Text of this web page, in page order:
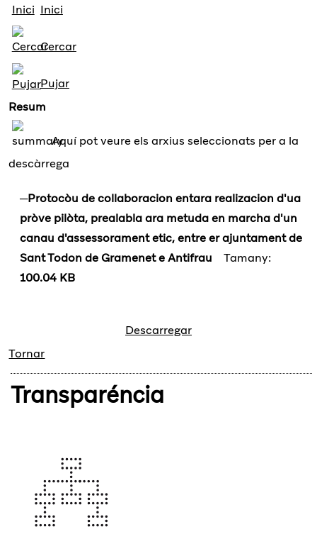
Inici
Cercar
Pujar
Resum
Aquí pot veure els arxius seleccionats per a la
descàrrega
Protocòu de collaboracion entara realizacion d'ua
pròve pilòta, prealabla ara metuda en marcha d'un
canau d'assessorament etic, entre er ajuntament de
Sant Todon de Gramenet e AntifrauTamany:
100.04 KB
Descarregar
Tornar
Transparéncia